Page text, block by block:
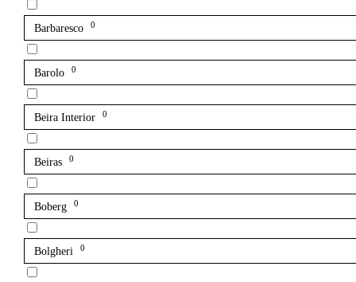
Barbaresco 0
Barolo 0
Beira Interior 0
Beiras 0
Boberg 0
Bolgheri 0